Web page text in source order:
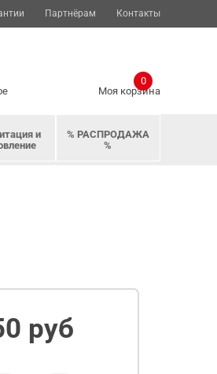
Партнёрам Контакты
Моя корзина
0
и
% РАСПРОДАЖА
%
руб